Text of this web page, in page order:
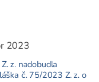
2023
z. nadobudla
č. 75/2023 Z. z. o